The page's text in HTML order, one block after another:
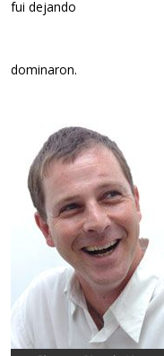
fui dejando
dominaron.